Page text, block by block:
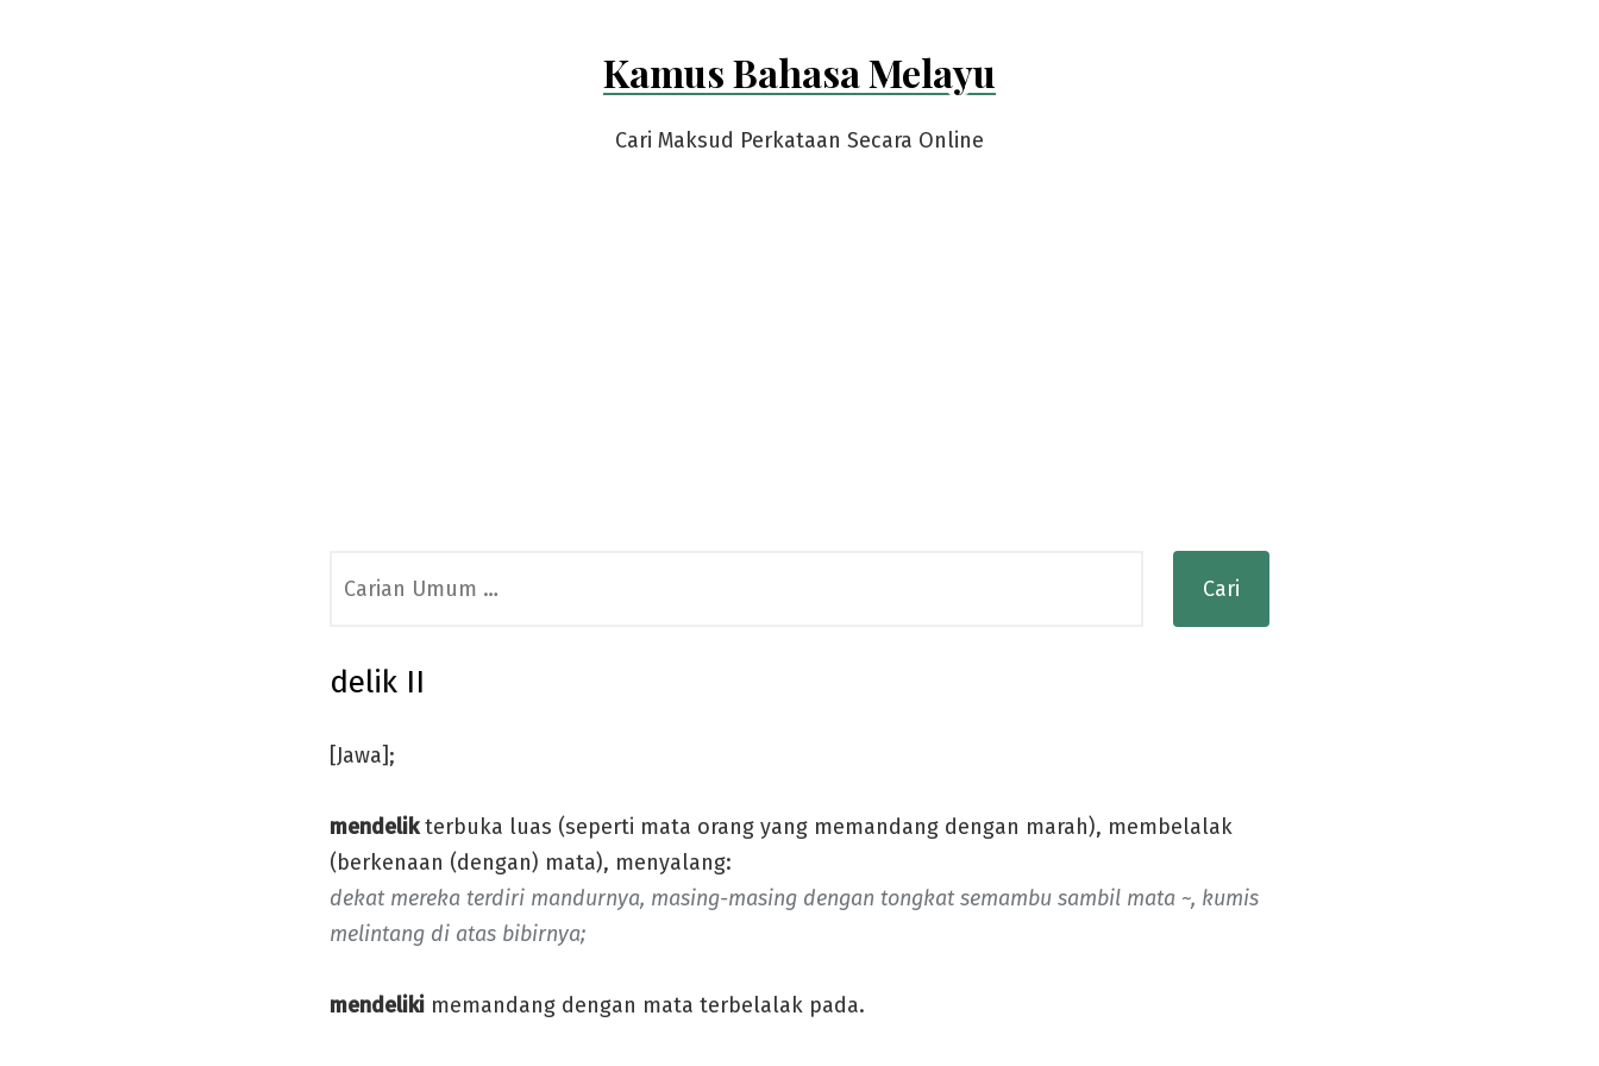
Kamus Bahasa Melayu
Cari Maksud Perkataan Secara Online
for:
delik II
[Jawa];
mendelikterbuka luas (seperti mata orang yang memandang dengan marah), membelalak
(berkenaan (dengan) mata), menyalang:
dekat mereka terdiri mandurnya, masing-masing dengan tongkat semambu sambil mata ~, kumis
melintang di atas bibirnya;
mendeliki memandang dengan mata terbelalak pada.